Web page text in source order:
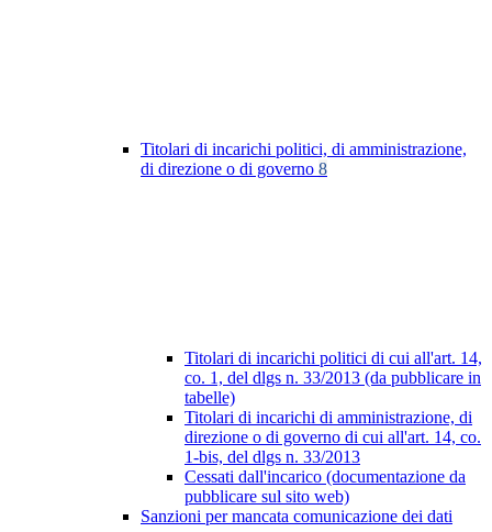
Titolari di incarichi politici, di amministrazione,
di direzione o di governo 8
Titolari di incarichi politici di cui all'art. 14,
co. 1, del dlgs n. 33/2013 (da pubblicare in
tabelle)
Titolari di incarichi di amministrazione, di
direzione o di governo di cui all'art. 14, co.
1-bis, del dlgs n. 33/2013
Cessati dall'incarico (documentazione da
pubblicare sul sito web)
Sanzioni per mancata comunicazione dei dati